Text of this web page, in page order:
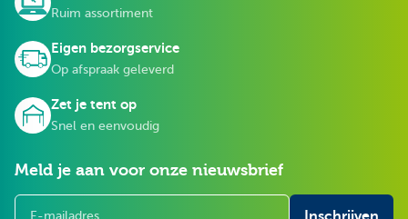
Ruim assortiment
Eigen bezorgservice
Op afspraak geleverd
Zet je tent op
Snel en eenvoudig
Meld je aan voor onze nieuwsbrief
E-mailadres